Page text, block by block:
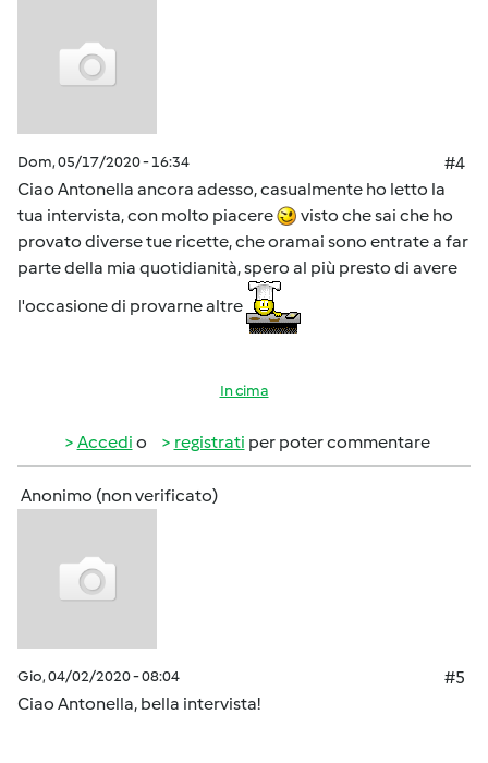
Dom, 05/17/2020 - 16:34
#4
Ciao Antonella ancora adesso, casualmente ho letto la
tua intervista, con molto piacere
visto che sai che ho
provato diverse tue ricette, che oramai sono entrate a far
parte della mia quotidianità, spero al più presto di avere
l'occasione di provarne altre
In cima
Accedi o registrati per poter commentare
Anonimo (non verificato)
Gio, 04/02/2020 - 08:04
#5
Ciao Antonella, bella intervista!